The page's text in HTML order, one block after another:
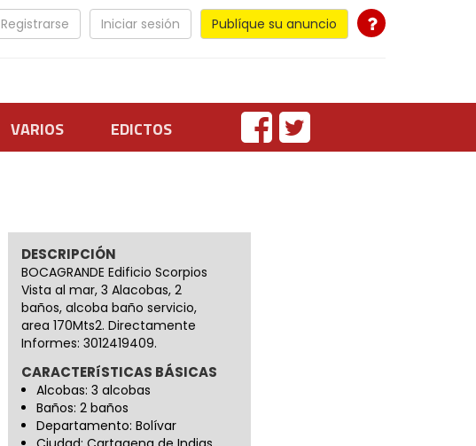
Publíque su anuncio
Iniciar sesión
Registrarse
VARIOS EDICTOS
DESCRIPCIÓN
BOCAGRANDE Edificio Scorpios
Vista al mar, 3 Alacobas, 2
baños, alcoba baño servicio,
area 170Mts2. Directamente
Informes: 3012419409.
CARACTERíSTICAS BÁSICAS
Alcobas: 3 alcobas
Baños: 2 baños
Departamento: Bolívar